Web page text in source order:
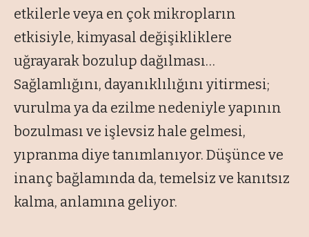
etkilerle veya en çok mikropların
etkisiyle, kimyasal değişikliklere
uğrayarak bozulup dağılması…
Sağlamlığını, dayanıklılığını yitirmesi;
vurulma ya da ezilme nedeniyle yapının
bozulması ve işlevsiz hale gelmesi,
yıpranma diye tanımlanıyor. Düşünce ve
inanç bağlamında da, temelsiz ve kanıtsız
kalma, anlamına geliyor.